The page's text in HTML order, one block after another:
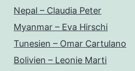
Nepal – Claudia Peter
Myanmar – Eva Hirschi
Tunesien – Omar Cartulano
Bolivien – Leonie Marti